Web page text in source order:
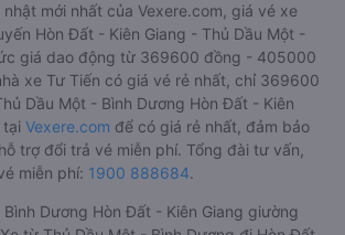
mới nhất của Vexere.com, giá vé xe
Hòn Đất - Kiên Giang - Thủ Dầu Một -
giá dao động từ 369600 đồng - 405000
xe Tư Tiến có giá vé rẻ nhất, chỉ 369600
Dầu Một - Bình Dương Hòn Đất - Kiên
tại Vexere.com để có giá rẻ nhất, đảm bảo
trợ đổi trả vé miễn phí. Tổng đài tư vấn,
miễn phí: 1900 888684.
Dương Hòn Đất - Kiên Giang giường